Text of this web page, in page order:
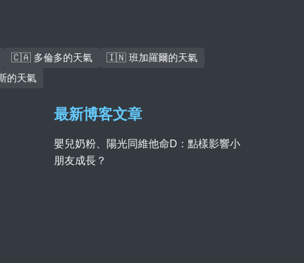
🇨🇦 多倫多的天氣
🇮🇳 班加羅爾的天氣
的天氣
最新博客文章
嬰兒奶粉、陽光同維他命D：點樣影響小
朋友成長？